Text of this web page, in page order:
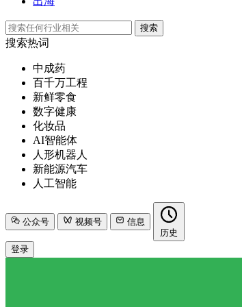
搜索
搜索热词
中成药
百千万工程
新鲜零食
数字健康
化妆品
AI智能体
人形机器人
新能源汽车
人工智能
公众号 视频号
信息
历史
登录